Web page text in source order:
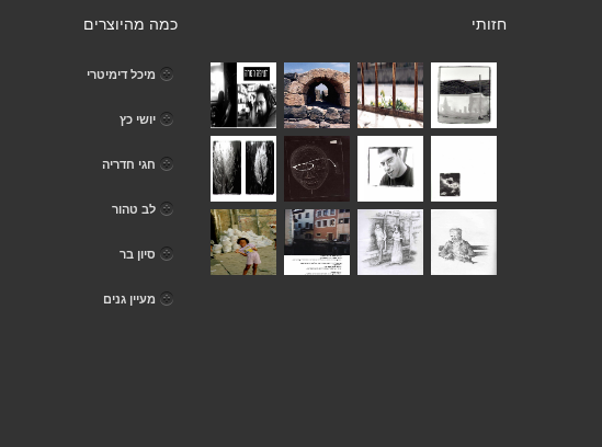
כמה מהיוצרים
מיכל דימיטרי
יושי כץ
חגי חדריה
לב טהור
סיון בר
מעיין גנים
חזותי